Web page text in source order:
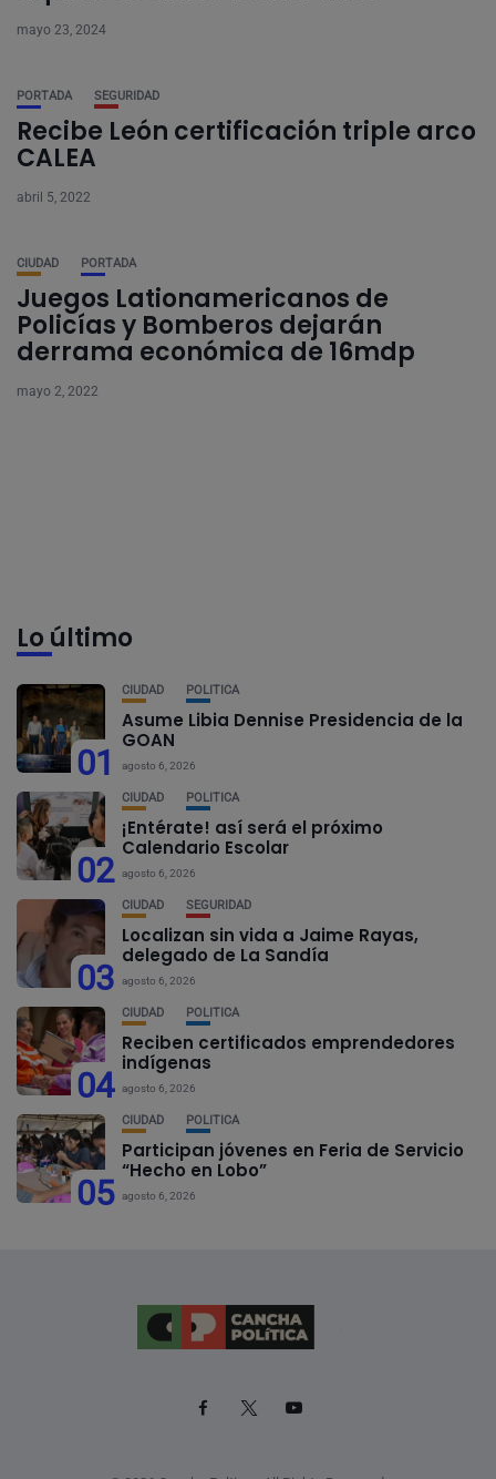
mayo 23, 2024
PORTADA SEGURIDAD
Recibe León certificación triple arco
CALEA
abril 5, 2022
CIUDAD PORTADA
Juegos Lationamericanos de
Policías y Bomberos dejarán
derrama económica de 16mdp
mayo 2, 2022
Lo último
01
CIUDAD POLÍTICA
Asume Libia Dennise Presidencia de la
GOAN
agosto 6, 2026
02
CIUDAD POLÍTICA
¡Entérate! así será el próximo
Calendario Escolar
agosto 6, 2026
03
CIUDAD SEGURIDAD
Localizan sin vida a Jaime Rayas,
delegado de La Sandía
agosto 6, 2026
04
CIUDAD POLÍTICA
Reciben certificados emprendedores
indígenas
agosto 6, 2026
05
CIUDAD POLÍTICA
Participan jóvenes en Feria de Servicio
“Hecho en Lobo”
agosto 6, 2026